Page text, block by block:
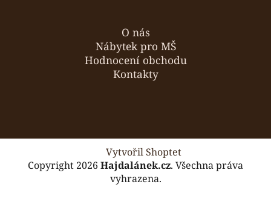
O nás
Nábytek pro MŠ
Hodnocení obchodu
Kontakty
Vytvořil Shoptet
Copyright 2026 Hajdalánek.cz. Všechna práva
vyhrazena.